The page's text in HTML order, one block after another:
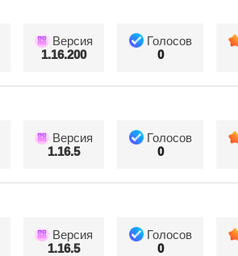
Версия
1.16.200
Голосов
0
Версия
1.16.5
Голосов
0
Версия
1.16.5
Голосов
0